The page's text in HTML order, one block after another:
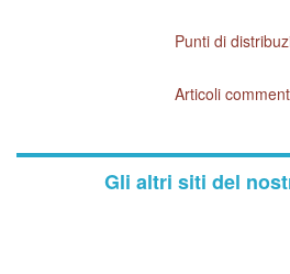
Punti di
Articoli
Gli altri siti del